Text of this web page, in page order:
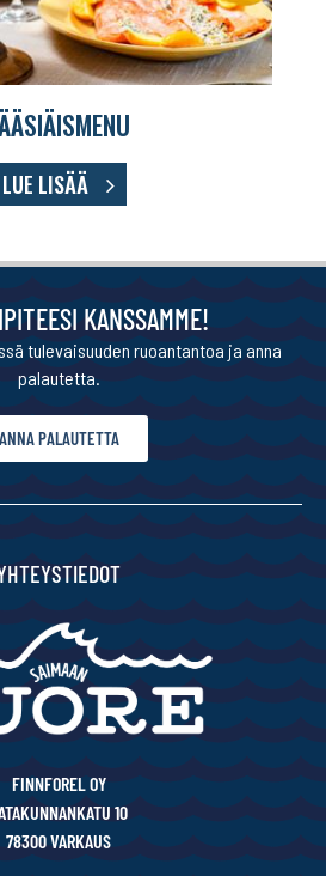
LUE LISÄÄ
KANSSAMME!
tulevaisuuden ruoantantoa ja anna
palautetta.
ANNA PALAUTETTA
FINNFOREL OY
10
78300 VARKAUS